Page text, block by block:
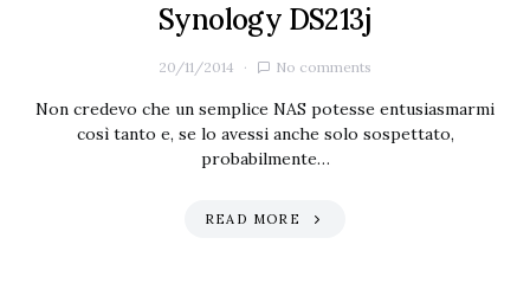
Synology DS213j
20/11/2014 No comments
Non credevo che un semplice NAS potesse entusiasmarmi
così tanto e, se lo avessi anche solo sospettato,
probabilmente…
READ MORE